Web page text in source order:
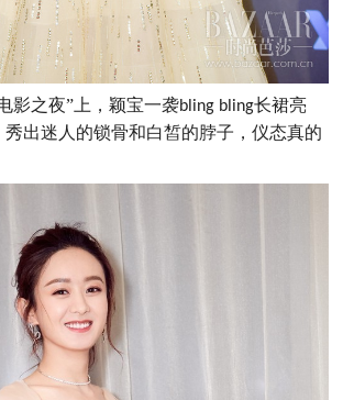
影之夜”上，颖宝一袭bling bling长裙亮
出迷人的锁骨和白皙的脖子，仪态真的